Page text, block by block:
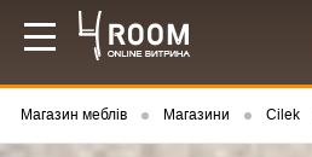
Магазин меблів Магазини Cilek